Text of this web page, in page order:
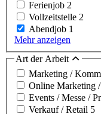
Ferienjob 2
Vollzeitstelle 2
Abendjob 1
Mehr anzeigen
Art der Arbeit
Marketing /
Online Marketing
Events / Messe /
Verkauf / Retail 5